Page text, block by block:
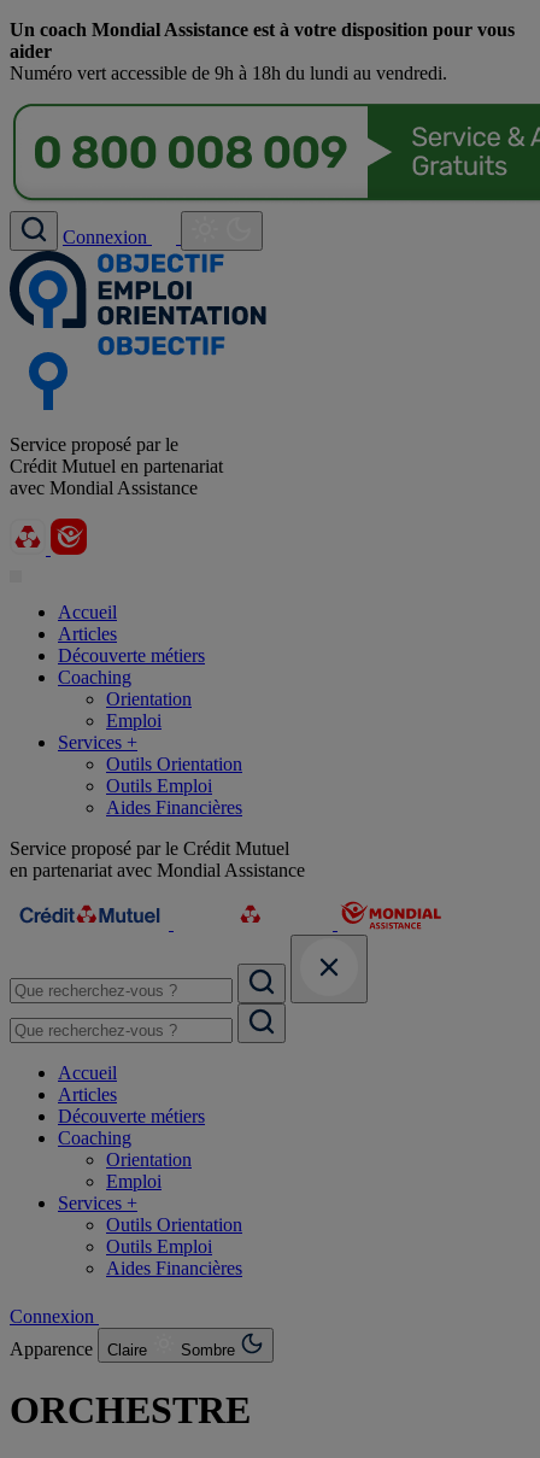
Un coach Mondial Assistance est à votre disposition pour vous
aider
Numéro vert accessible de 9h à 18h du lundi au vendredi.
Connexion
Service proposé par le
Crédit Mutuel en partenariat
avec Mondial Assistance
Accueil
Articles
Découverte métiers
Coaching
Orientation
Emploi
Services +
Outils Orientation
Outils Emploi
Aides Financières
Service proposé par le Crédit Mutuel
en partenariat avec Mondial Assistance
Accueil
Articles
Découverte métiers
Coaching
Orientation
Emploi
Services +
Outils Orientation
Outils Emploi
Aides Financières
Connexion
Apparence
Claire Sombre
ORCHESTRE